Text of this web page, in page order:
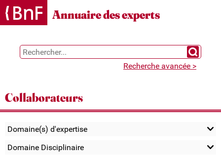
Gestion des cookies
Annuaire des experts
Chercher
Recherche avancée >
Collaborateurs
Domaine(s) d'expertise
Domaine Disciplinaire